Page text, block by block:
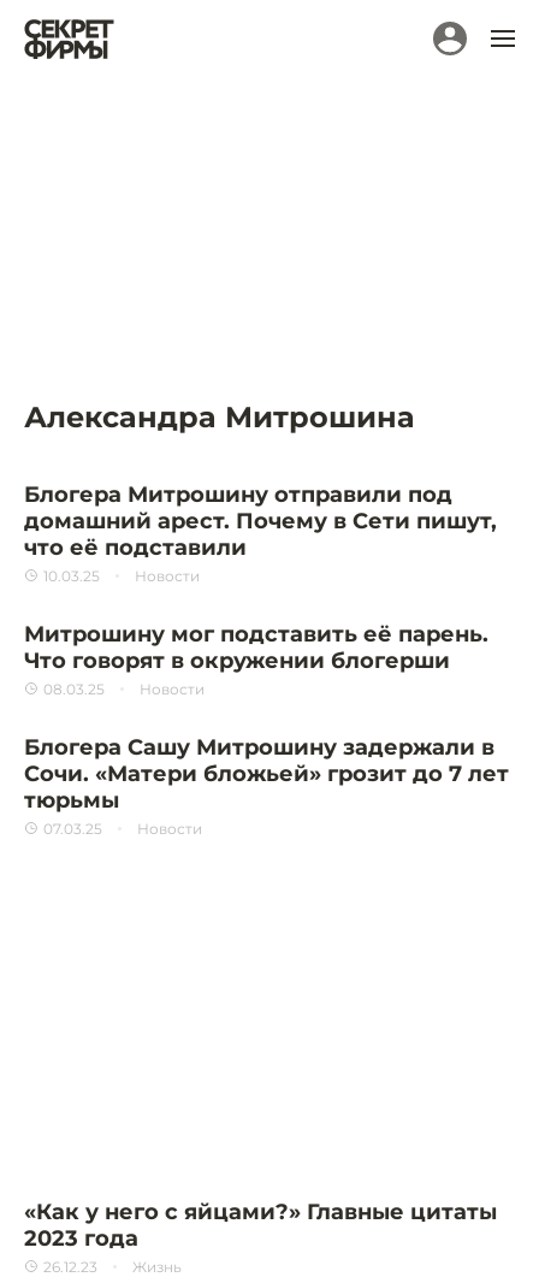
Александра Митрошина
Блогера Митрошину отправили под
домашний арест. Почему в Сети пишут,
что её подставили
10.03.25 Новости
Митрошину мог подставить её парень.
Что говорят в окружении блогерши
08.03.25 Новости
Блогера Сашу Митрошину задержали в
Сочи. «Матери бложьей» грозит до 7 лет
тюрьмы
07.03.25 Новости
«Как у него с яйцами?» Главные цитаты
2023 года
26.12.23 Жизнь